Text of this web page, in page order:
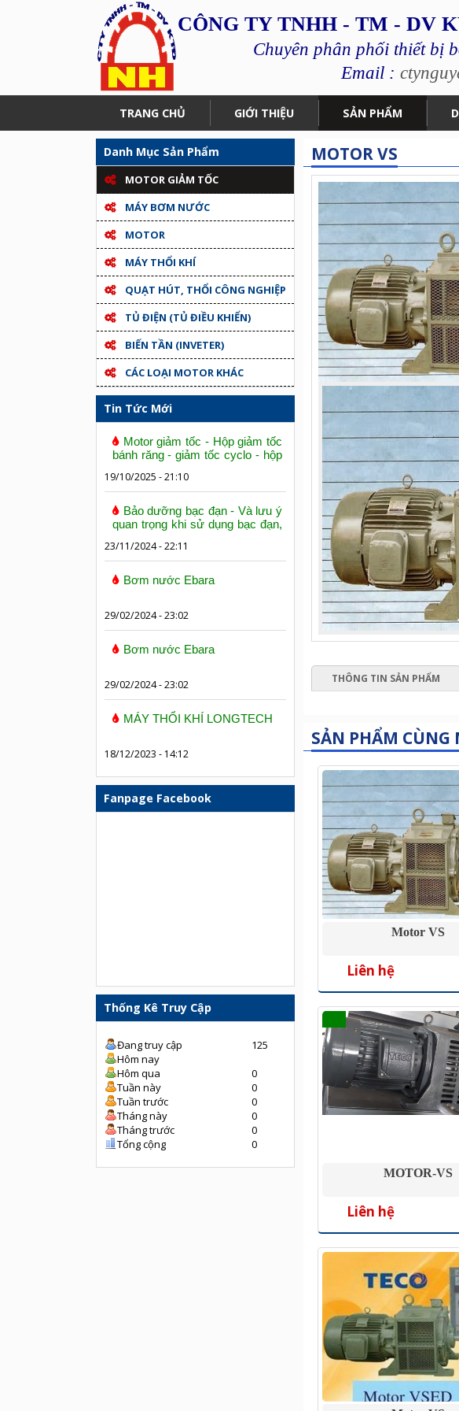
CÔNG TY TNHH - TM - DV
Chuyên phân phối thiết bị
Email :
TRANG CHỦ GIỚI THIỆU SẢN PHẨM
Danh Mục Sản Phẩm
MOTOR GIẢM TỐC
MÁY BƠM NƯỚC
MOTOR
MÁY THỔI KHÍ
QUẠT HÚT, THỔI CÔNG NGHIỆP
TỦ ĐIỆN (TỦ ĐIỀU KHIỂN)
BIẾN TẦN (INVETER)
CÁC LOẠI MOTOR KHÁC
Tin Tức Mới
Motor giảm tốc - Hộp giảm tốc
bánh răng - giảm tốc cyclo - hộp
19/10/2025 - 21:10
Bảo dưỡng bạc đạn - Và lưu ý
quan trọng khi sử dụng bạc đạn,
23/11/2024 - 22:11
Bơm nước Ebara
29/02/2024 - 23:02
Bơm nước Ebara
29/02/2024 - 23:02
MÁY THỔI KHÍ LONGTECH
18/12/2023 - 14:12
Fanpage Facebook
Thống Kê Truy Cập
Đang truy cập
125
Hôm nay
Hôm qua
0
Tuần này
0
Tuần trước
0
Tháng này
0
Tháng trước
0
Tổng cộng
0
MOTOR VS
THÔNG TIN SẢN PHẨM
SẢN PHẨM CÙNG
Motor VS
Liên hệ
MOTOR-VS
Liên hệ